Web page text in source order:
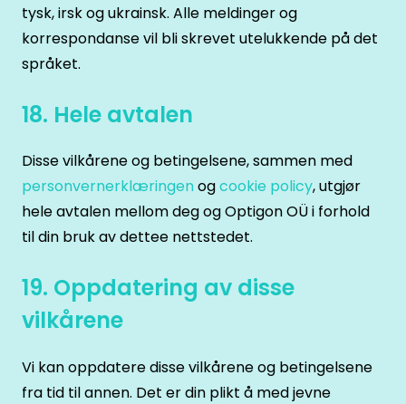
tysk, irsk og ukrainsk. Alle meldinger og
korrespondanse vil bli skrevet utelukkende på det
språket.
18. Hele avtalen
Disse vilkårene og betingelsene, sammen med
personvernerklæringenogcookie policy, utgjør
hele avtalen mellom deg og Optigon OÜ i forhold
til din bruk av dettee nettstedet.
19. Oppdatering av disse
vilkårene
Vi kan oppdatere disse vilkårene og betingelsene
fra tid til annen. Det er din plikt å med jevne